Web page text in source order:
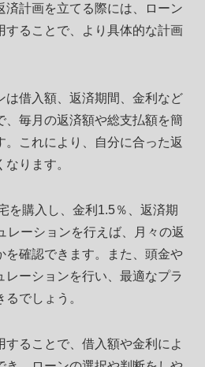
済計画を立てる際には、ローン
することで、より具体的な計画
は借入額、返済期間、金利など
、毎月の返済額や総支払額を簡
。これにより、自分に合った返
ります。
を購入し、金利1.5％、返済期
レーションを行えば、月々の返
を確認できます。また、頭金や
レーションを行い、最適なプラ
でしょう。
することで、借入額や金利によ